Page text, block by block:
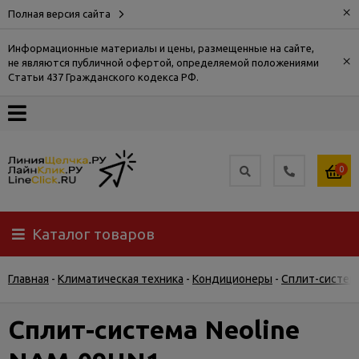
Полная версия сайта ×
Информационные материалы и цены, размещенные на сайте,
не являются публичной офертой, определяемой положениями
Статьи 437 Гражданского кодекса РФ.
×
О
Доставка
Самовывоз
Гарантия
возврат
0
Каталог товаров
Главная - Климатическая техника - Кондиционеры - Сплит-
Сплит-система Neoline